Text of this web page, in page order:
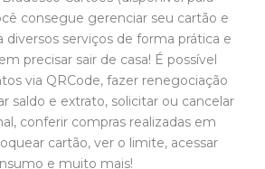
consegue gerenciar seu cartão e
diversos serviços de forma prática e
precisar sair de casa! É possível
via QRCode, fazer renegociação
saldo e extrato, solicitar ou cancelar
conferir compras realizadas em
cartão, ver o limite, acessar
e muito mais!